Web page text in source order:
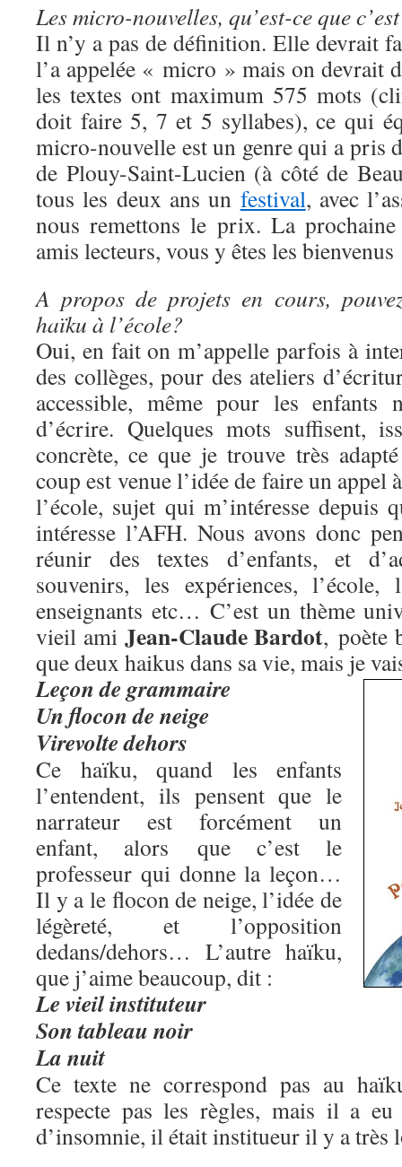
Les micro-nouvelles, qu’est-ce que
Il n’y a pas de définition. Elle devrait
l’a appelée « micro » mais on devrait
les textes ont maximum 575 mots
doit faire 5, 7 et 5 syllabes), ce qui
micro-nouvelle est un genre qui a pris
de Plouy-Saint-Lucien (à côté de
tous les deux ans un festival, avec
nous remettons le prix. La
amis lecteurs, vous y êtes les bienvenus
A propos de projets en cours,
haïku à l’école?
Oui, en fait on m’appelle parfois à
des collèges, pour des ateliers
accessible, même pour les enfants
d’écrire. Quelques mots suffisent,
concrète, ce que je trouve très
coup est venue l’idée de faire un appel
l’école, sujet qui m’intéresse depuis
intéresse l’AFH. Nous avons donc
réunir des textes d’enfants, et
souvenirs, les expériences,
enseignants etc… C’est un thème
vieil ami Jean-Claude Bardot, poète
que deux haikus dans sa vie, mais je
Leçon de grammaire
Un flocon de neige
Virevolte dehors
Ce haïku, quand les enfants
l’entendent, ils pensent que le
narrateur est forcément un
enfant, alors que c’est le
professeur qui donne la leçon…
Il y a le flocon de neige, l’idée de
légèreté, et l’opposition
dedans/dehors… L’autre haïku,
que j’aime beaucoup, dit :
Le vieil instituteur
Son tableau noir
La nuit
Ce texte ne correspond pas au
respecte pas les règles, mais il a
d’insomnie, il était institueur il y a